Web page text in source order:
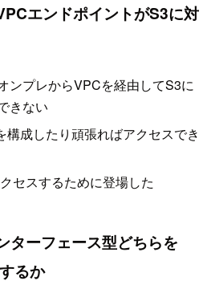
エンドポイントがS3に対
ンプレからVPCを経由してS3に
きない
構成したり頑張ればアクセスでき
セスするために登場した
ターフェース型どちらを
るか